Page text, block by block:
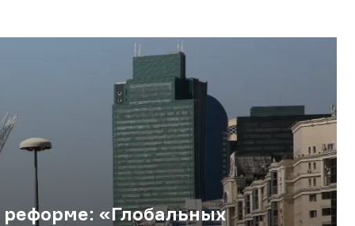
«Глобальных